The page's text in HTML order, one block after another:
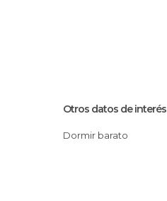
Otros datos de interés
Dormir barato